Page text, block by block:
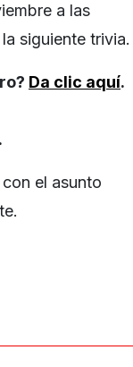
a las
siguiente trivia.
Da clic aquí.
.
con el asunto